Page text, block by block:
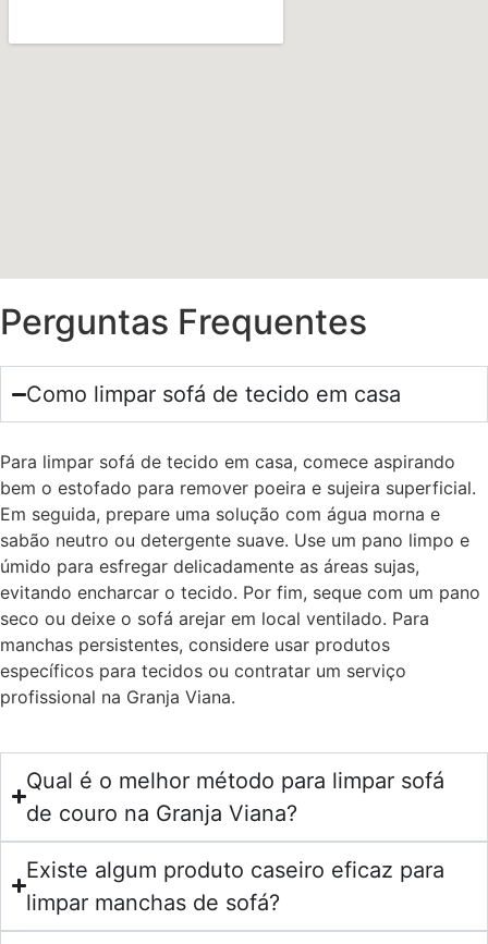
Perguntas Frequentes
Como limpar sofá de tecido em casa
Para limpar sofá de tecido em casa, comece aspirando
bem o estofado para remover poeira e sujeira superficial.
Em seguida, prepare uma solução com água morna e
sabão neutro ou detergente suave. Use um pano limpo e
úmido para esfregar delicadamente as áreas sujas,
evitando encharcar o tecido. Por fim, seque com um pano
seco ou deixe o sofá arejar em local ventilado. Para
manchas persistentes, considere usar produtos
específicos para tecidos ou contratar um serviço
profissional na Granja Viana.
Qual é o melhor método para limpar sofá
de couro na Granja Viana?
Existe algum produto caseiro eficaz para
limpar manchas de sofá?